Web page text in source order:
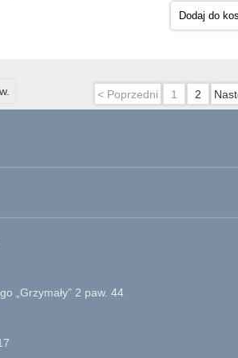
Dodaj do
< Poprzedni 1 2
„Grzymały” 2 paw. 44